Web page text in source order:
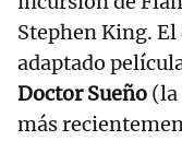
Stephen King.
adaptado
Doctor Sueño (la
más